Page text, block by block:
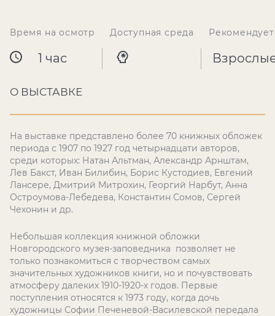
Время на осмотр
1 час
Доступная среда
О ВЫСТАВКЕ
На выставке представлено более 70 книжных обложек
периода с 1907 по 1927 год четырнадцати авторов,
среди которых: Натан Альтман, Александр Арнштам,
Лев Бакст, Иван Билибин, Борис Кустодиев, Евгений
Лансере, Дмитрий Митрохин, Георгий Нарбут, Анна
Остроумова-Лебедева, Константин Сомов, Сергей
Чехонин и др.
Небольшая коллекция книжной обложки
Новгородского музея-заповедника позволяет не
только познакомиться с творчеством самых
значительных художников книги, но и почувствовать
атмосферу далеких 1910-1920-х годов. Первые
поступления относятся к 1973 году, когда дочь
художницы Софии Печеневой-Василевской передала